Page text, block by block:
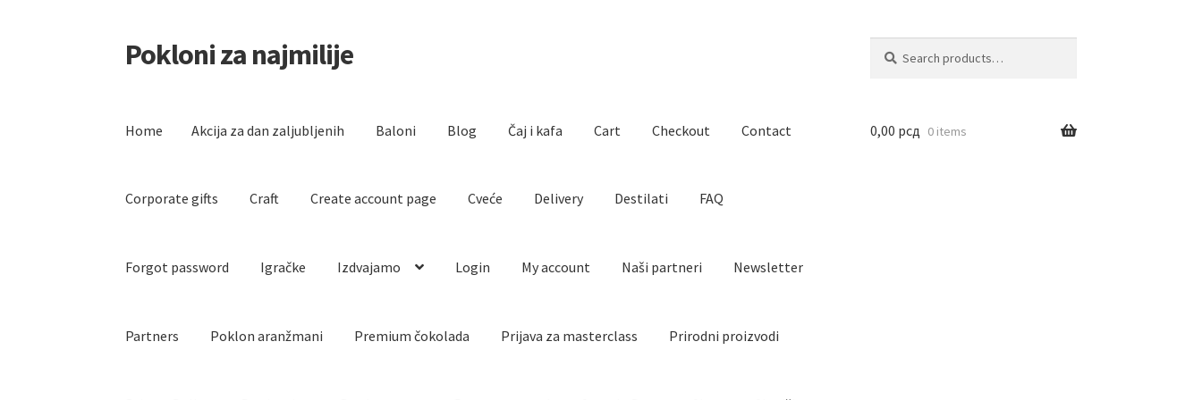
Skip
to
Skip
to
Pokloni za najmilije
for:
Home Akcija za dan zaljubljenih Baloni Blog Čaj i kafa Cart Checkout Contact
Corporate gifts Craft Create account page Cveće Delivery Destilati FAQ
Forgot password Igračke Izdvajamo Login My account Naši partneri Newsletter
Partners Poklon aranžmani Premium čokolada Prijava za masterclass Prirodni proizvodi
0,00 рсд 0 items